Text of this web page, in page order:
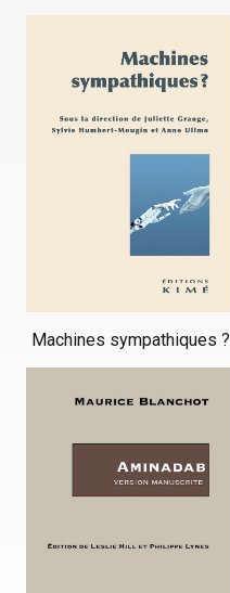
Machines sympathiques ?